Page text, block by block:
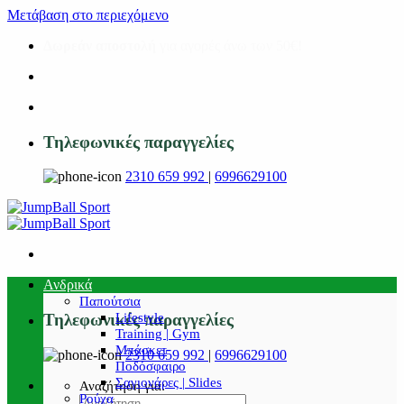
Μετάβαση στο περιεχόμενο
Τηλεφωνικές παραγγελίες
2310 659 992 | 6996629100
Τηλεφωνικές παραγγελίες
2310 659 992 | 6996629100
Αναζήτηση για:
Ανδρικά
Παπούτσια
Lifestyle
Training | Gym
Μπάσκετ
Ποδόσφαιρο
Σαγιονάρες | Slides
Ρούχα